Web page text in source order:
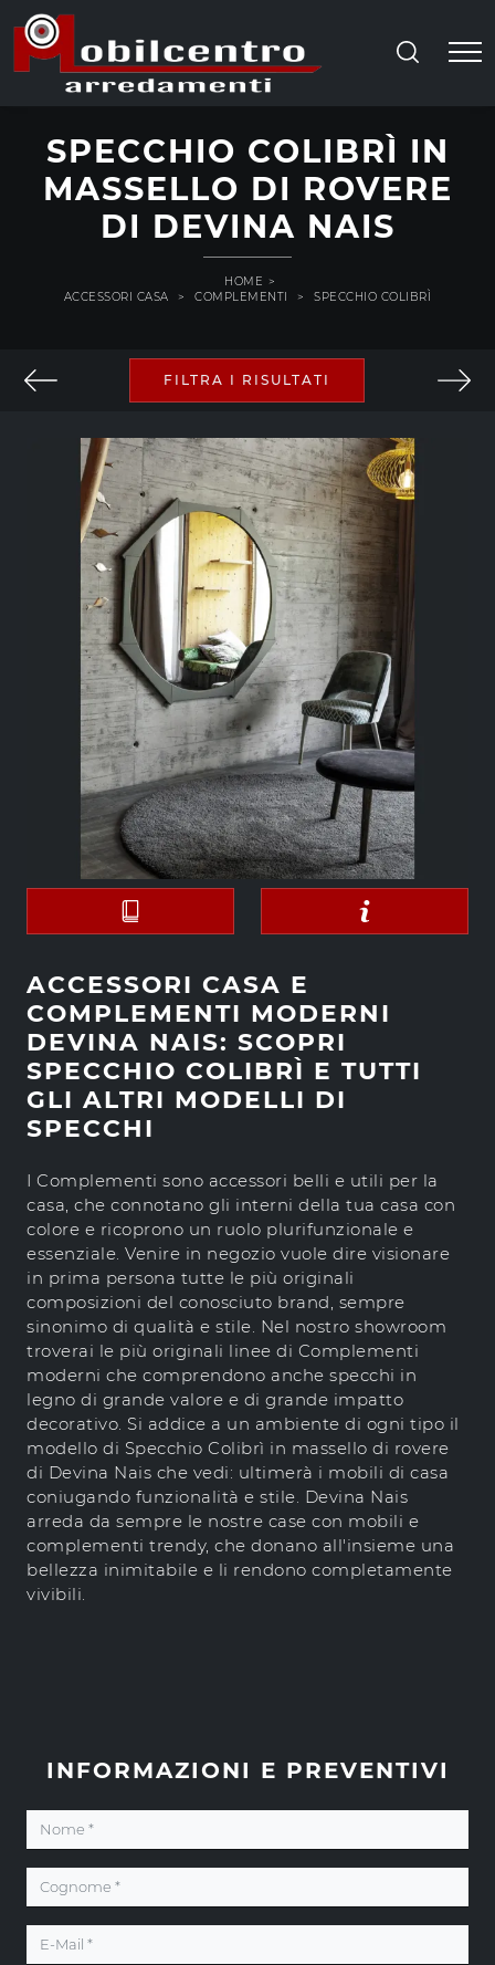
SPECCHIO COLIBRÌ IN
MASSELLO DI ROVERE
DI DEVINA NAIS
HOME >
ACCESSORI CASA
> COMPLEMENTI > SPECCHIO COLIBRÌ
FILTRA I RISULTATI
ACCESSORI CASA E
COMPLEMENTI MODERNI
DEVINA NAIS: SCOPRI
SPECCHIO COLIBRÌ E TUTTI
GLI ALTRI MODELLI DI
SPECCHI
I Complementi sono accessori belli e utili per la
casa, che connotano gli interni della tua casa con
colore e ricoprono un ruolo plurifunzionale e
essenziale. Venire in negozio vuole dire visionare
in prima persona tutte le più originali
composizioni del conosciuto brand, sempre
sinonimo di qualità e stile. Nel nostro showroom
troverai le più originali linee di Complementi
moderni che comprendono anche specchi in
legno di grande valore e di grande impatto
decorativo. Si addice a un ambiente di ogni tipo il
modello di Specchio Colibrì in massello di rovere
di Devina Nais che vedi: ultimerà i mobili di casa
coniugando funzionalità e stile. Devina Nais
arreda da sempre le nostre case con mobili e
complementi trendy, che donano all'insieme una
bellezza inimitabile e li rendono completamente
vivibili.
INFORMAZIONI E PREVENTIVI